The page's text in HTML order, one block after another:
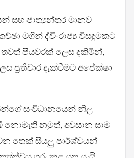
සහ ජාත්‍යන්තර මානව
මගින් ද්වි-රාජ්‍ය විසඳුමකට
පියවරක් ලෙස දකිමින්,
ප්‍රතිචාර දැක්වීමට අපේක්ෂා
සංවිධානයෙන් නිල
නොමැති නමුත්, අවසාන සාම
තෙක් සියලු පාර්ශ්වයන්